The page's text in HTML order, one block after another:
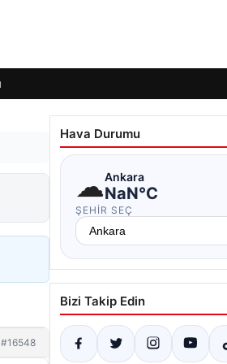
#16548
Hava Durumu
☁Ankara
NaN°C
ŞEHIR SEÇ
Bizi Takip Edin